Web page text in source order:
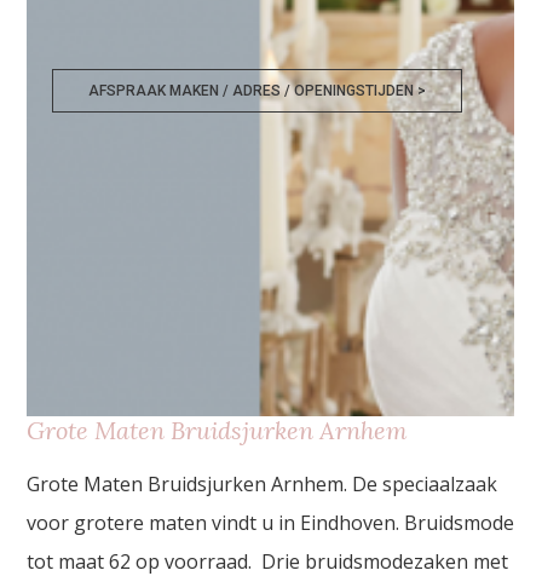
AFSPRAAK MAKEN / ADRES / OPENINGSTIJDEN >
Grote Maten Bruidsjurken Arnhem
Grote Maten Bruidsjurken Arnhem. De speciaalzaak
voor grotere maten vindt u in Eindhoven. Bruidsmode
tot maat 62 op voorraad. Drie bruidsmodezaken met